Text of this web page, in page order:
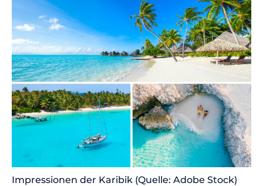
Impressionen der Karibik (Quelle: Adobe Stock)